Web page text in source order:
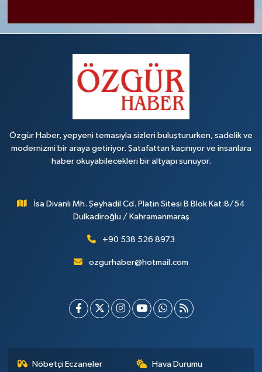
Özgür Haber, yepyeni temasıyla sizleri buluştururken, sadelik ve
modernizmi bir araya getiriyor. Şatafattan kaçınıyor ve insanlara
haber okuyabilecekleri bir altyapı sunuyor.
İsa Divanlı Mh. Şeyhadil Cd. Platin Sitesi B Blok Kat:8/54
Dulkadiroğlu / Kahramanmaraş
+90 538 526 8973
ozgurhaber@hotmail.com
Nöbetçi Eczaneler Hava Durumu